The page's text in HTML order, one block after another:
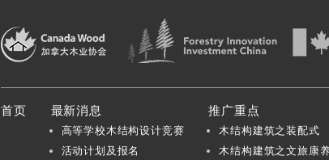
首页 最新消息
高等学校木结构设计竞赛
活动计划及报名
推广重点
木结构建筑之装配式
木结构建筑之文旅康